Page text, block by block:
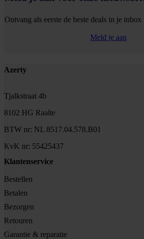
Ontvang als eerste de beste deals in je inbox
Meld je aan
Footer
Azerty
Tjalkstraat 4b
8102 HG Raalte
BTW nr: NL 8517.04.578.B01
KvK nr: 55425437
Klantenservice
Bestellen
Betalen
Bezorgen
Retouren
Garantie & reparatie